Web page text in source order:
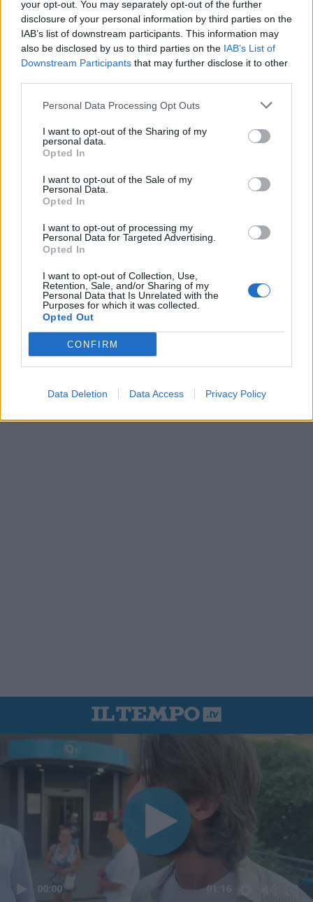
your opt-out. You may separately opt-out of the further
disclosure of your personal information by third parties on the
IAB’s list of downstream participants. This information may
also be disclosed by us to third parties on the IAB’s List of
Downstream Participants that may further disclose it to other
Personal Data Processing Opt Outs
I want to opt-out of the Sharing of my
personal data.
Opted In
I want to opt-out of the Sale of my
Personal Data.
Opted In
I want to opt-out of processing my
Personal Data for Targeted Advertising.
Opted In
I want to opt-out of Collection, Use,
Retention, Sale, and/or Sharing of my
Personal Data that Is Unrelated with the
Purposes for which it was collected.
Opted Out
CONFIRM
Data Deletion Data Access Privacy Policy
00:00 01:16